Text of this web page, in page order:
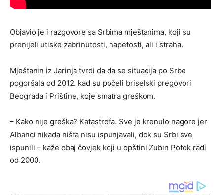
Objavio je i razgovore sa Srbima mještanima, koji su
prenijeli utiske zabrinutosti, napetosti, ali i straha.
Mještanin iz Jarinja tvrdi da da se situacija po Srbe
pogoršala od 2012. kad su počeli briselski pregovori
Beograda i Prištine, koje smatra greškom.
– Kako nije greška? Katastrofa. Sve je krenulo nagore jer
Albanci nikada ništa nisu ispunjavali, dok su Srbi sve
ispunili – kaže obaj čovjek koji u opštini Zubin Potok radi
od 2000.